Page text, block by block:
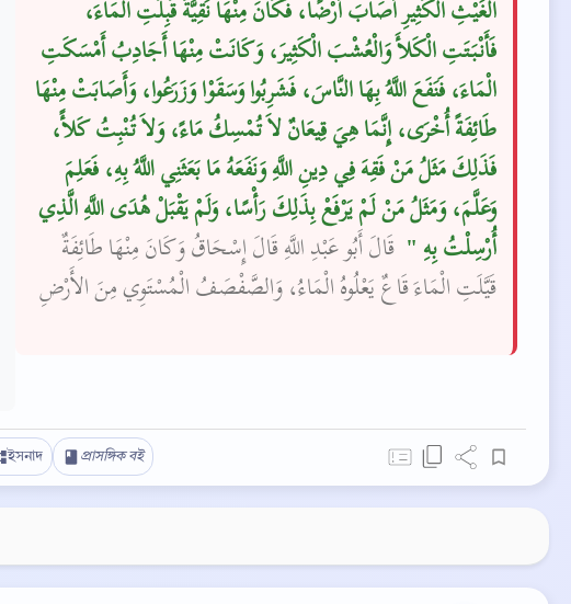
الْغَيْثِ الْكَثِيرِ أَصَابَ أَرْضًا، فَكَانَ مِنْهَا نَقِيَّةٌ قَبِلَتِ الْمَاءَ،
فَأَنْبَتَتِ الْكَلأَ وَالْعُشْبَ الْكَثِيرَ، وَكَانَتْ مِنْهَا أَجَادِبُ أَمْسَكَتِ
الْمَاءَ، فَنَفَعَ اللَّهُ بِهَا النَّاسَ، فَشَرِبُوا وَسَقَوْا وَزَرَعُوا، وَأَصَابَتْ مِنْهَا
طَائِفَةً أُخْرَى، إِنَّمَا هِيَ قِيعَانٌ لاَ تُمْسِكُ مَاءً، وَلاَ تُنْبِتُ كَلأً،
فَذَلِكَ مَثَلُ مَنْ فَقِهَ فِي دِينِ اللَّهِ وَنَفَعَهُ مَا بَعَثَنِي اللَّهُ بِهِ، فَعَلِمَ
وَعَلَّمَ، وَمَثَلُ مَنْ لَمْ يَرْفَعْ بِذَلِكَ رَأْسًا، وَلَمْ يَقْبَلْ هُدَى اللَّهِ الَّذِي
أُرْسِلْتُ بِهِ ‏" ‏‏‏ قَالَ أَبُو عَبْدِ اللَّهِ قَالَ إِسْحَاقُ وَكَانَ مِنْهَا طَائِفَةٌ
قَيَّلَتِ الْمَاءَ‏‏ قَاعٌ يَعْلُوهُ الْمَاءُ، وَالصَّفْصَفُ الْمُسْتَوِي مِنَ الأَرْضِ‏‏
ইসনাদ প্রাসঙ্গিক বই